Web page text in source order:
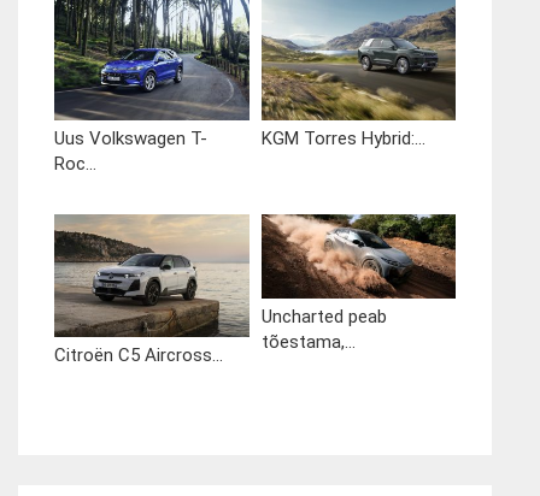
Uus Volkswagen T-
Roc...
KGM Torres Hybrid:...
Citroën C5 Aircross...
Uncharted peab
tõestama,...